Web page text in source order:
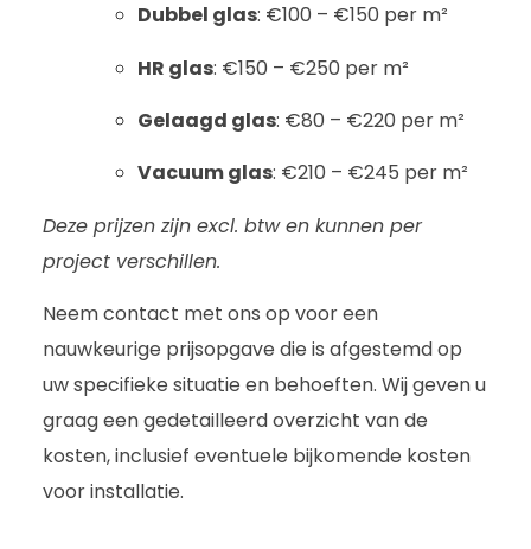
Dubbel glas: €100 – €150 per m²
HR glas: €150 – €250 per m²
Gelaagd glas: €80 – €220 per m²
Vacuum glas: €210 – €245 per m²
Deze prijzen zijn excl. btw en kunnen per
project verschillen.
Neem contact met ons op voor een
nauwkeurige prijsopgave die is afgestemd op
uw specifieke situatie en behoeften. Wij geven u
graag een gedetailleerd overzicht van de
kosten, inclusief eventuele bijkomende kosten
voor installatie.